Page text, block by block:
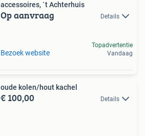
accessoires, `t Achterhuis
Op aanvraag Details
Bezoek website
Topadvertentie
Vandaag
oude kolen/hout kachel
€ 100,00 Details